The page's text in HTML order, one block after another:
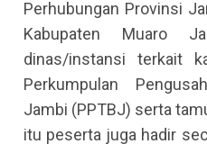
Perhubungan Provinsi
Kabupaten Muaro
dinas/instansi terkait
Perkumpulan
Jambi (PPTBJ) serta
itu peserta juga hadir